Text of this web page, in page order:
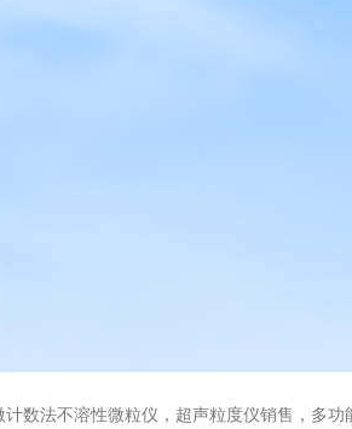
数法不溶性微粒仪，超声粒度仪销售，多功能超声粒度分析仪，粒度及